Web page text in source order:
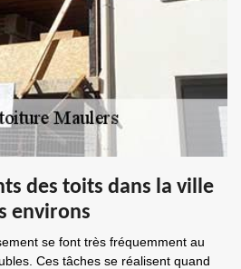
des toits dans la ville
environs
se font très fréquemment au
Ces tâches se réalisent quand